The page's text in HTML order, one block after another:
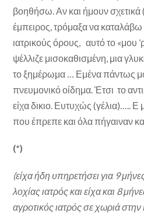
βοηθήσω. Αν και ήμουν σχετικά
έμπειρος, τρόμαξα να καταλάβω
ιατρικούς όρους, αυτό το «μου
ψέλλιζε μισοκαθισμένη, μια
το ξημέρωμα … Εμένα πάντως
πνευμονικό οίδημα. Έτσι το
είχα δικιο. Ευτυχώς (γέλια)….. Ε
που έπρεπε και όλα πήγαιναν
(*)
(είχα ήδη υπηρετήσει για 9
λοχίας ιατρός και είχα και 8
αγροτικός ιατρός σε χωριά